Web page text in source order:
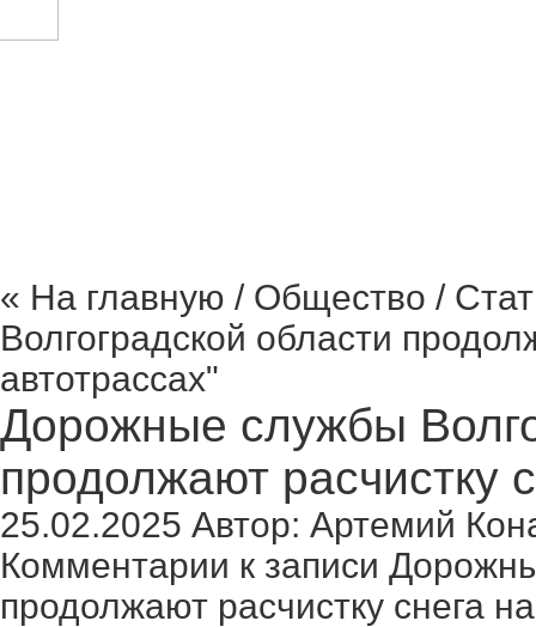
« На главную / Общество /
Волгоградской области
автотрассах"
Дорожные службы
продолжают расчистку
25.02.2025 Автор: Артемий
Комментарии к записи
продолжают расчистку снега